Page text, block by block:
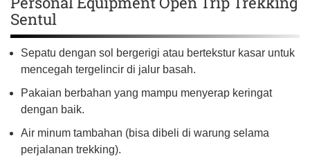
Sentul
Sepatu dengan sol bergerigi atau bertekstur kasar untuk
mencegah tergelincir di jalur basah.
Pakaian berbahan yang mampu menyerap keringat
dengan baik.
Air minum tambahan (bisa dibeli di warung selama
perjalanan trekking).